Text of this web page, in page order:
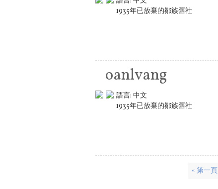
1935年已放棄的鄒族舊社
oanlvang
語言: 中文
1935年已放棄的鄒族舊社
« 第一頁